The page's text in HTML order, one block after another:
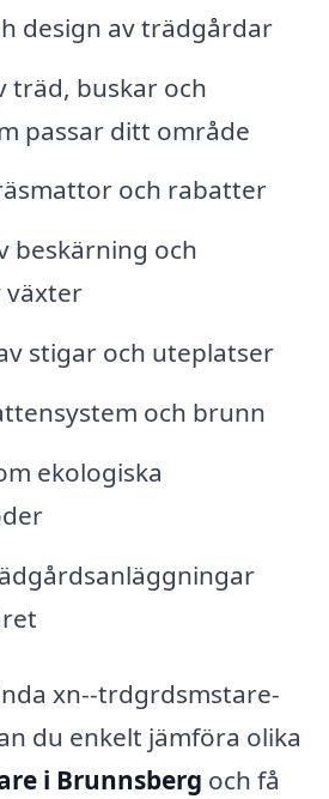
design av trädgårdar
träd, buskar och
passar ditt område
och rabatter
beskärning och
växter
stigar och uteplatser
och brunn
ekologiska
xn--trdgrdsmstare-
du enkelt jämföra olika
i Brunnsberg och få